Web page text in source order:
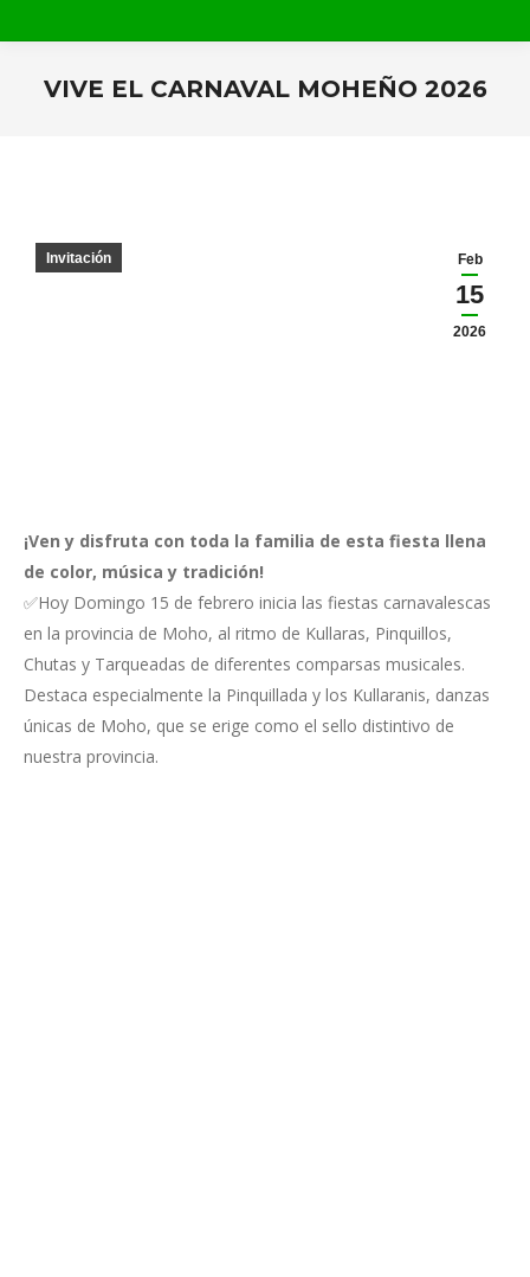
VIVE EL CARNAVAL MOHEÑO 2026
Feb
15
2026
Invitación
¡Ven y disfruta con toda la familia de esta fiesta llena
de color, música y tradición!
✅Hoy Domingo 15 de febrero inicia las fiestas carnavalescas
en la provincia de Moho, al ritmo de Kullaras, Pinquillos,
Chutas y Tarqueadas de diferentes comparsas musicales.
Destaca especialmente la Pinquillada y los Kullaranis, danzas
únicas de Moho, que se erige como el sello distintivo de
nuestra provincia.